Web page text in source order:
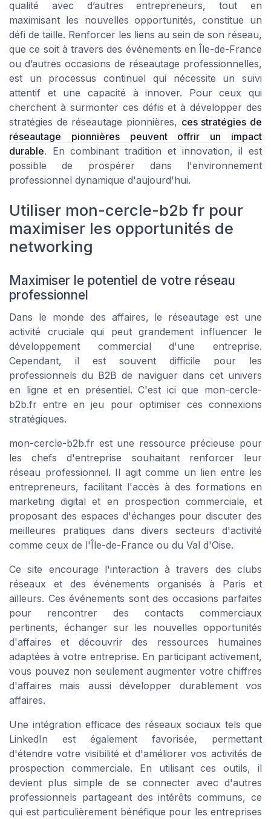
qualité avec d’autres entrepreneurs, tout en
maximisant les nouvelles opportunités, constitue un
défi de taille. Renforcer les liens au sein de son réseau,
que ce soit à travers des événements en Île-de-France
ou d’autres occasions de réseautage professionnelles,
est un processus continuel qui nécessite un suivi
attentif et une capacité à innover. Pour ceux qui
cherchent à surmonter ces défis et à développer des
stratégies de réseautage pionnières, ces stratégies de
réseautage pionnières peuvent offrir un impact
durable. En combinant tradition et innovation, il est
possible de prospérer dans l'environnement
professionnel dynamique d'aujourd'hui.
Utiliser mon-cercle-b2b fr pour
maximiser les opportunités de
networking
Maximiser le potentiel de votre réseau
professionnel
Dans le monde des affaires, le réseautage est une
activité cruciale qui peut grandement influencer le
développement commercial d'une entreprise.
Cependant, il est souvent difficile pour les
professionnels du B2B de naviguer dans cet univers
en ligne et en présentiel. C'est ici que mon-cercle-
b2b.fr entre en jeu pour optimiser ces connexions
stratégiques.
mon-cercle-b2b.fr est une ressource précieuse pour
les chefs d'entreprise souhaitant renforcer leur
réseau professionnel. Il agit comme un lien entre les
entrepreneurs, facilitant l'accès à des formations en
marketing digital et en prospection commerciale, et
proposant des espaces d'échanges pour discuter des
meilleures pratiques dans divers secteurs d'activité
comme ceux de l'Île-de-France ou du Val d'Oise.
Ce site encourage l'interaction à travers des clubs
réseaux et des événements organisés à Paris et
ailleurs. Ces événements sont des occasions parfaites
pour rencontrer des contacts commerciaux
pertinents, échanger sur les nouvelles opportunités
d'affaires et découvrir des ressources humaines
adaptées à votre entreprise. En participant activement,
vous pouvez non seulement augmenter votre chiffres
d'affaires mais aussi développer durablement vos
affaires.
Une intégration efficace des réseaux sociaux tels que
LinkedIn est également favorisée, permettant
d'étendre votre visibilité et d'améliorer vos activités de
prospection commerciale. En utilisant ces outils, il
devient plus simple de se connecter avec d'autres
professionnels partageant des intérêts communs, ce
qui est particulièrement bénéfique pour les entreprises